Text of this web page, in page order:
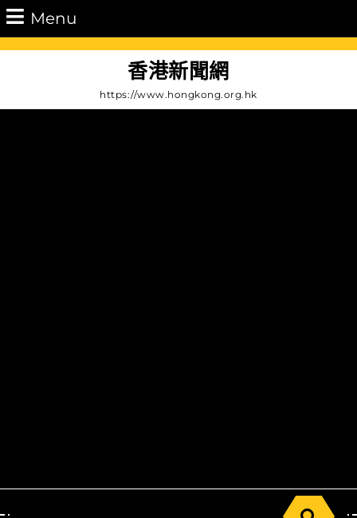
Skip
to
content
Menu
香港新聞網
https://www.hongkong.org.hk